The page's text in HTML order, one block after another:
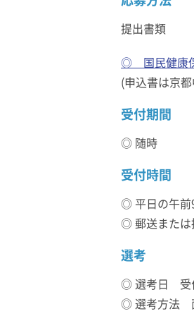
提出書類
◎ 国民健康保
(申込書は京
受付期間
◎ 随時
受付時間
◎ 平日の午前
◎ 郵送または
選考
◎ 選考日 受
◎ 選考方法